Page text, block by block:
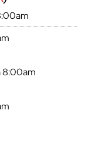
8:00am